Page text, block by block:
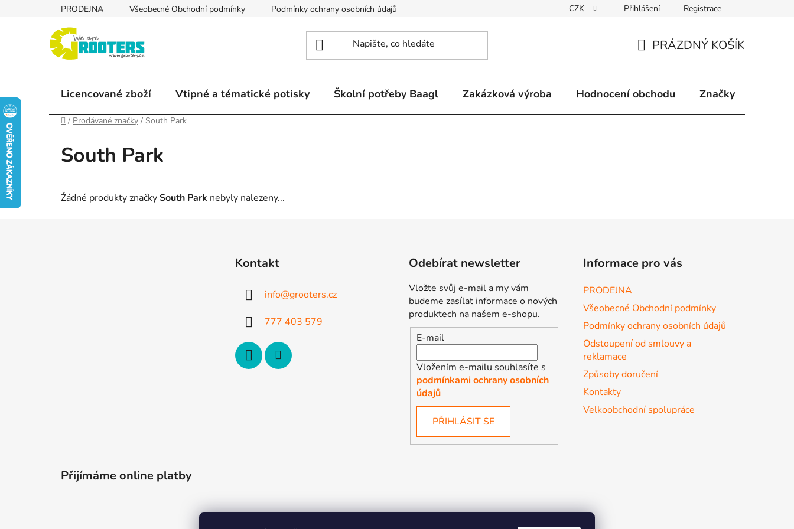
PRODEJNA Všeobecné Obchodní podmínky Podmínky ochrany osobních údajů Způsoby doručení Kontakty
CZK Přihlášení Registrace
KOŠÍK
PRÁZDNÝ KOŠÍK
Licencované zboží Vtipné a tématické potisky Školní potřeby Baagl Zakázková výroba Hodnocení obchodu Značky
Domů
/ Prodávané značky / South Park
South Park
Žádné produkty značkySouth Park nebyly nalezeny...
Kontakt
info@grooters.cz
777 403 579
Odebírat newsletter
Vložte svůj e-mail a my vám
budeme zasílat informace o nových
produktech na našem e-shopu.
E-mail
Vložením e-mailu souhlasíte s
podmínkami ochrany osobních
údajů
PŘIHLÁSIT SE
Informace pro vás
PRODEJNA
Všeobecné Obchodní podmínky
Podmínky ochrany osobních údajů
Odstoupení od smlouvy a
reklamace
Způsoby doručení
Kontakty
Velkoobchodní spolupráce
Přijímáme online platby